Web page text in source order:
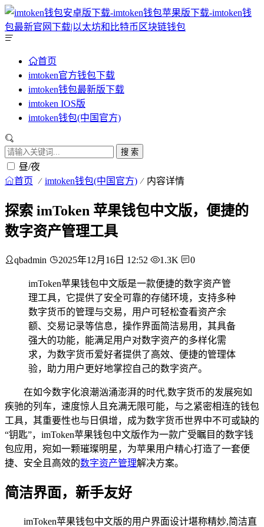
首页
imtoken官方钱包下载
imtoken钱包最新版下载
imtoken IOS版
imtoken钱包(中国官方)
搜 索
昼/夜
首页 imtoken钱包(中国官方) 内容详情
探索 imToken 苹果钱包中文版，便捷的
数字资产管理工具
qbadmin 2025年12月16日 12:52 1.3K 0
imToken苹果钱包中文版是一款便捷的数字资产管
理工具，它提供了安全可靠的存储环境，支持多种
数字货币的管理与交易，用户可轻松查看资产余
额、交易记录等信息，操作界面简洁易用，其具备
强大的功能，能满足用户对数字资产的多样化需
求，为数字货币爱好者提供了高效、便捷的管理体
验，助力用户更好地掌控自己的数字资产。
在如今数字化浪潮汹涌澎湃的时代,数字货币的发展宛如
疾驰的列车，速度惊人且充满无限可能，与之紧密相连的钱包
工具，其重要性也与日俱增，成为数字货币世界中不可或缺的
“钥匙”，imToken苹果钱包中文版作为一款广受瞩目的数字钱
包应用，宛如一颗璀璨明星，为苹果用户精心打造了一套便
捷、安全且高效的数字资产管理解决方案。
简洁界面，新手友好
imToken苹果钱包中文版的用户界面设计堪称精妙,简洁直